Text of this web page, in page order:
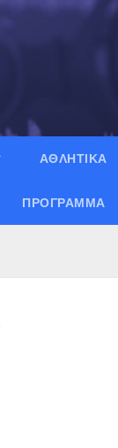
ΑΘΛΗΤΙΚΑ
ΠΡΌΓΡΑΜΜΑ